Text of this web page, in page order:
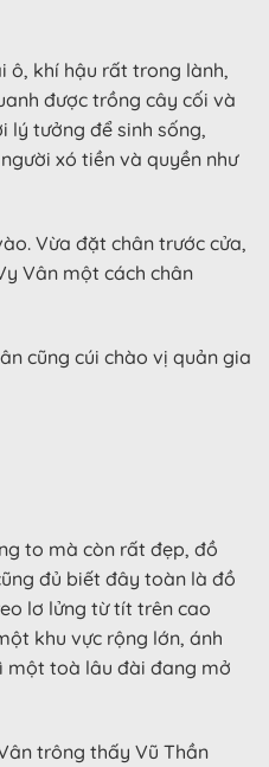
ô, khí hậu rất trong lành,
được trồng cây cối và
lý tưởng để sinh sống,
xó tiền và quyền như
Vừa đặt chân trước cửa,
Vân một cách chân
cũng cúi chào vị quản gia
to mà còn rất đẹp, đồ
đủ biết đây toàn là đồ
lơ lửng từ tít trên cao
khu vực rộng lớn, ánh
một toà lâu đài đang mở
trông thấy Vũ Thần